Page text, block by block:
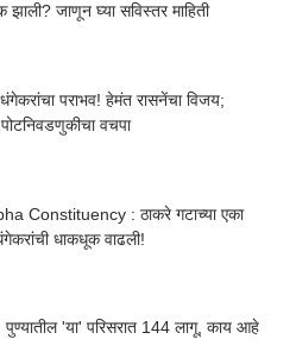
जाणून घ्या सविस्तर माहिती
पराभव! हेमंत रासनेंचा विजय;
वचपा
Constituency : ठाकरे गटाच्या एका
धाकधूक वाढली!
'या' परिसरात 144 लागू, काय आहे